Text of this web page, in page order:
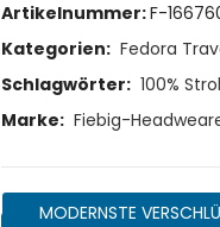
Artikelnummer:F-
Kategorien: Fedora
Schlagwörter: 100%
Marke: Fiebig-
MODERNSTE